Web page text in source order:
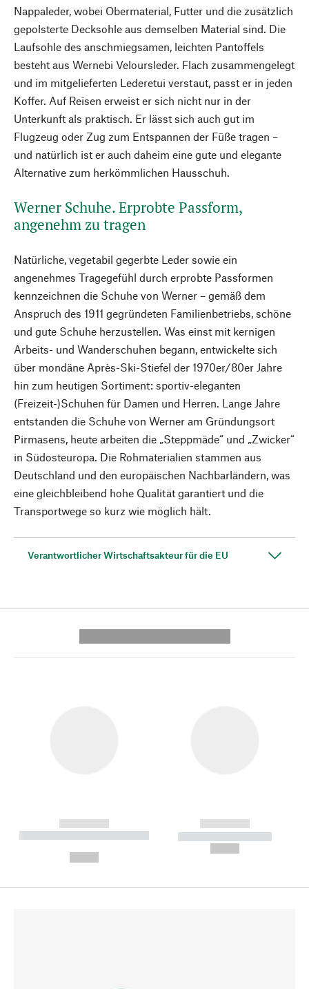
Nappaleder, wobei Obermaterial, Futter und die zusätzlich
gepolsterte Decksohle aus demselben Material sind. Die
Laufsohle des anschmiegsamen, leichten Pantoffels
besteht aus Wernebi Veloursleder. Flach zusammengelegt
und im mitgelieferten Lederetui verstaut, passt er in jeden
Koffer. Auf Reisen erweist er sich nicht nur in der
Unterkunft als praktisch. Er lässt sich auch gut im
Flugzeug oder Zug zum Entspannen der Füße tragen –
und natürlich ist er auch daheim eine gute und elegante
Alternative zum herkömmlichen Hausschuh.
Werner Schuhe. Erprobte Passform,
angenehm zu tragen
Natürliche, vegetabil gegerbte Leder sowie ein
angenehmes Tragegefühl durch erprobte Passformen
kennzeichnen die Schuhe von Werner – gemäß dem
Anspruch des 1911 gegründeten Familienbetriebs, schöne
und gute Schuhe herzustellen. Was einst mit kernigen
Arbeits- und Wanderschuhen begann, entwickelte sich
über mondäne Après-Ski-Stiefel der 1970er/80er Jahre
hin zum heutigen Sortiment: sportiv-eleganten
(Freizeit-)Schuhen für Damen und Herren. Lange Jahre
entstanden die Schuhe von Werner am Gründungsort
Pirmasens, heute arbeiten die „Steppmäde“ und „Zwicker“
in Südosteuropa. Die Rohmaterialien stammen aus
Deutschland und den europäischen Nachbarländern, was
eine gleichbleibend hohe Qualität garantiert und die
Transportwege so kurz wie möglich hält.
Verantwortlicher Wirtschaftsakteur für die EU
------------
----------- ----------- --------
------------
----------- -----------